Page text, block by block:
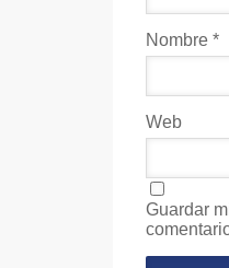
Nombre *
Web
Guardar